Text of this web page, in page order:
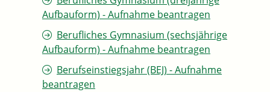
Aufbauform) - Aufnahme beantragen
Berufliches Gymnasium (sechsjährige
Aufbauform) - Aufnahme beantragen
Berufseinstiegsjahr (BEJ) - Aufnahme
beantragen